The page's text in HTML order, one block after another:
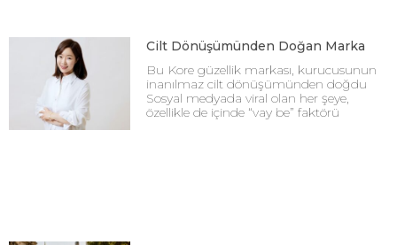
Cilt Dönüşümünden Doğan Marka
Bu Kore güzellik markası, kurucusunun
inanılmaz cilt dönüşümünden doğdu
Sosyal medyada viral olan her şeye,
özellikle de içinde “vay be” faktörü